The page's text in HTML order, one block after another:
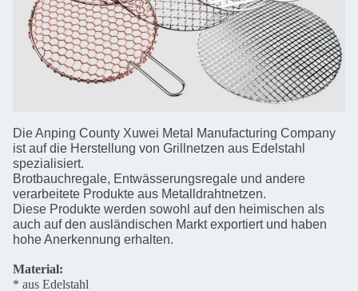
Die Anping County Xuwei Metal Manufacturing Company
ist auf die Herstellung von Grillnetzen aus Edelstahl
spezialisiert.
Brotbauchregale, Entwässerungsregale und andere
verarbeitete Produkte aus Metalldrahtnetzen.
Diese Produkte werden sowohl auf den heimischen als
auch auf den ausländischen Markt exportiert und haben
hohe Anerkennung erhalten.
Material:
* aus Edelstahl